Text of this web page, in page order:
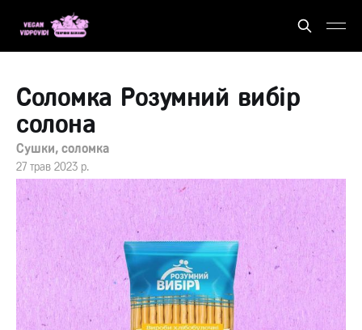
Соломка Розумний вибір
солона
Сушки, соломка
27 трав 2023 р.